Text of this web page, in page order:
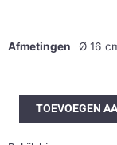
Afmetingen Ø 16
Kleurrijke
vintage
TOEVOEGEN